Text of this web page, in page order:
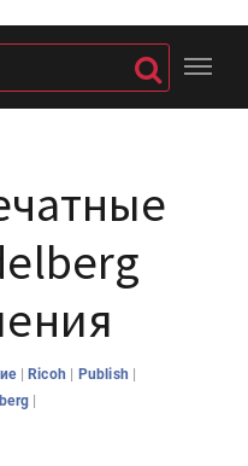
|Ricoh | Publish |
|